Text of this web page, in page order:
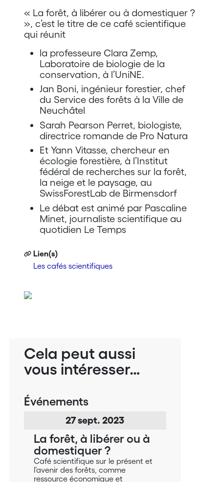
« La forêt, à libérer ou à domestiquer ?
», c’est le titre de ce café scientifique
qui réunit
la professeure Clara Zemp,
Laboratoire de biologie de la
conservation, à l’UniNE.
Jan Boni, ingénieur forestier, chef
du Service des forêts à la Ville de
Neuchâtel
Sarah Pearson Perret, biologiste,
directrice romande de Pro Natura
Et Yann Vitasse, chercheur en
écologie forestière, à l’Institut
fédéral de recherches sur la forêt,
la neige et le paysage, au
SwissForestLab de Birmensdorf
Le débat est animé par Pascaline
Minet, journaliste scientifique au
quotidien Le Temps
Lien(s)
Les cafés scientifiques
Cela peut aussi
vous intéresser…
Événements
27sept. 2023
La forêt, à libérer ou à
domestiquer ?
Café scientifique sur le présent et
l’avenir des forêts, comme
ressource économique et